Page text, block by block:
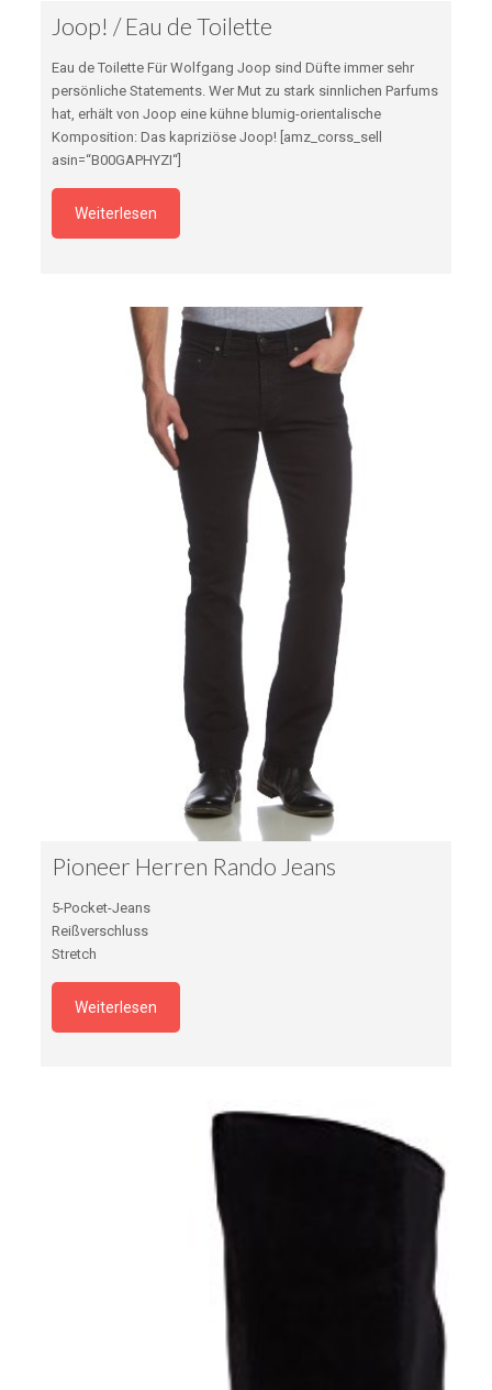
Joop! / Eau de Toilette
Eau de Toilette Für Wolfgang Joop sind Düfte immer sehr
persönliche Statements. Wer Mut zu stark sinnlichen Parfums
hat, erhält von Joop eine kühne blumig-orientalische
Komposition: Das kapriziöse Joop! [amz_corss_sell
asin=“B00GAPHYZI“]
Weiterlesen
Pioneer Herren Rando Jeans
5-Pocket-Jeans
Reißverschluss
Stretch
Weiterlesen